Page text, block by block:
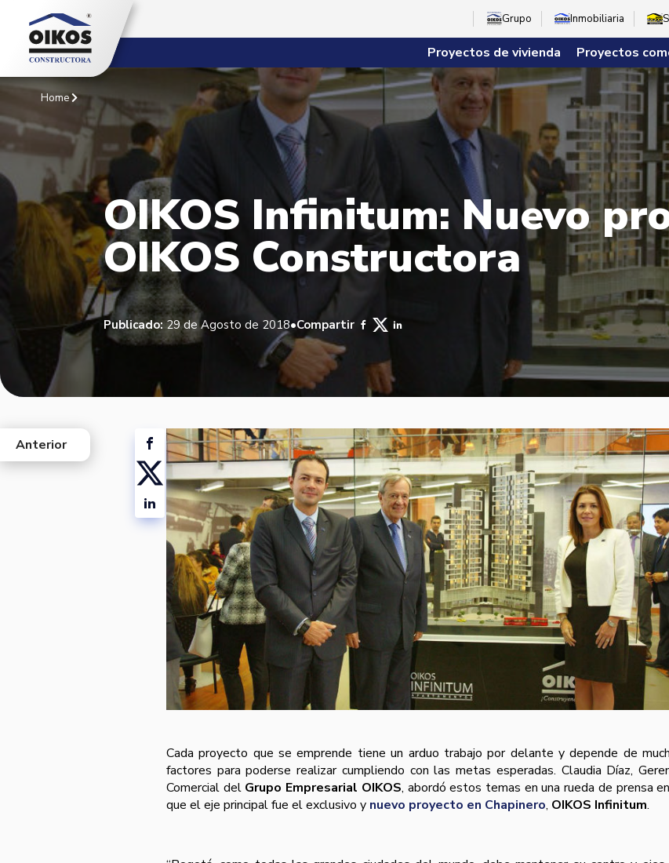
Grupo Inmobiliaria
Proyectos de vivienda Proyectos
Home
OIKOS Infinitum: Nuevo
OIKOS Constructora
Publicado:29 de Agosto de 2018•Compartir
Cada proyecto que se emprende tiene un arduo trabajo por delante y depende de
factores para poderse realizar cumpliendo con las metas esperadas. Claudia Díaz,
Comercial del Grupo Empresarial OIKOS, abordó estos temas en una rueda de prensa
que el eje principal fue el exclusivo y nuevo proyecto en Chapinero, OIKOS Infinitum.
west
Anterior